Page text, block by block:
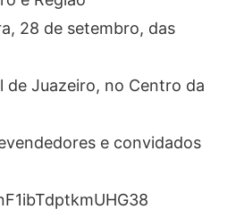
28 de setembro, das
de Juazeiro, no Centro da
e convidados